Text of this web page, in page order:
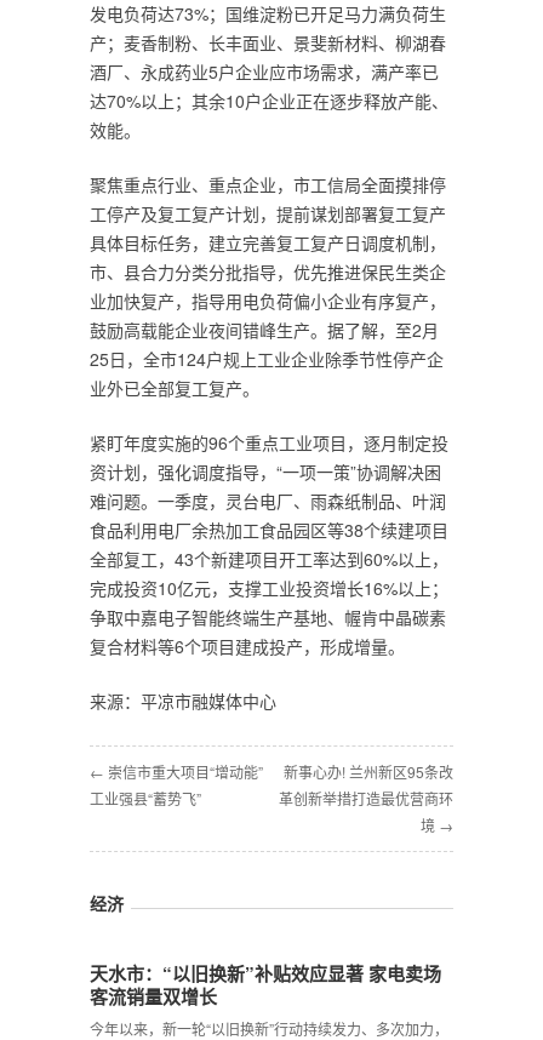
发电负荷达73%；国维淀粉已开足马力满负荷生
产；麦香制粉、长丰面业、景斐新材料、柳湖春
酒厂、永成药业5户企业应市场需求，满产率已
达70%以上；其余10户企业正在逐步释放产能、
效能。
聚焦重点行业、重点企业，市工信局全面摸排停
工停产及复工复产计划，提前谋划部署复工复产
具体目标任务，建立完善复工复产日调度机制，
市、县合力分类分批指导，优先推进保民生类企
业加快复产，指导用电负荷偏小企业有序复产，
鼓励高载能企业夜间错峰生产。据了解，至2月
25日，全市124户规上工业企业除季节性停产企
业外已全部复工复产。
紧盯年度实施的96个重点工业项目，逐月制定投
资计划，强化调度指导，“一项一策”协调解决困
难问题。一季度，灵台电厂、雨森纸制品、叶润
食品利用电厂余热加工食品园区等38个续建项目
全部复工，43个新建项目开工率达到60%以上，
完成投资10亿元，支撑工业投资增长16%以上；
争取中嘉电子智能终端生产基地、幄肯中晶碳素
复合材料等6个项目建成投产，形成增量。
来源：平凉市融媒体中心
← 崇信市重大项目“增动能”
工业强县“蓄势飞”
新事心办! 兰州新区95条改
革创新举措打造最优营商环
境 →
经济
天水市：“以旧换新”补贴效应显著 家电卖场
客流销量双增长
今年以来，新一轮“以旧换新”行动持续发力、多次加力，